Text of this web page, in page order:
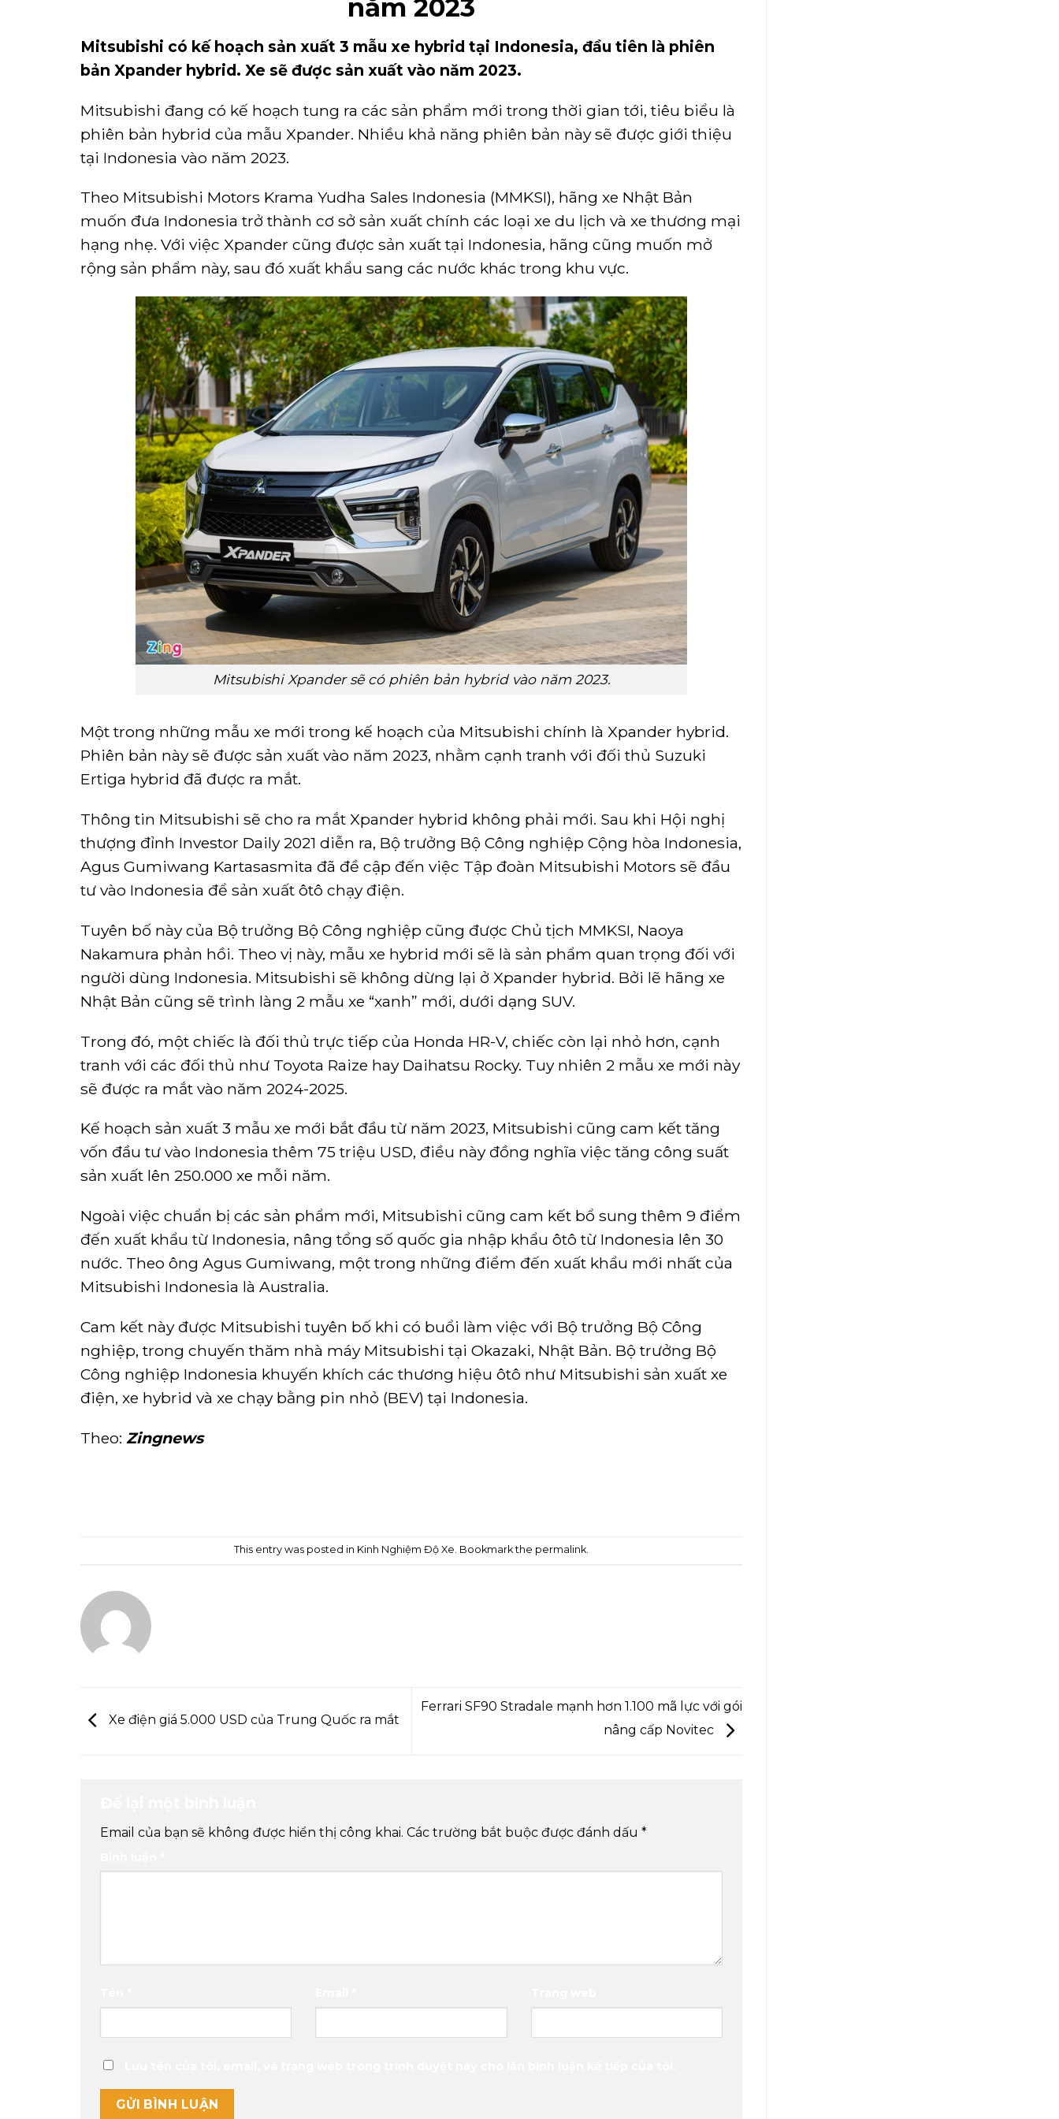
năm 2023
Mitsubishi có kế hoạch sản xuất 3 mẫu xe hybrid tại Indonesia, đầu tiên là phiên
bản Xpander hybrid. Xe sẽ được sản xuất vào năm 2023.
Mitsubishi đang có kế hoạch tung ra các sản phẩm mới trong thời gian tới, tiêu biểu là
phiên bản hybrid của mẫu Xpander. Nhiều khả năng phiên bản này sẽ được giới thiệu
tại Indonesia vào năm 2023.
Theo Mitsubishi Motors Krama Yudha Sales Indonesia (MMKSI), hãng xe Nhật Bản
muốn đưa Indonesia trở thành cơ sở sản xuất chính các loại xe du lịch và xe thương mại
hạng nhẹ. Với việc Xpander cũng được sản xuất tại Indonesia, hãng cũng muốn mở
rộng sản phẩm này, sau đó xuất khẩu sang các nước khác trong khu vực.
Mitsubishi Xpander sẽ có phiên bản hybrid vào năm 2023.
Một trong những mẫu xe mới trong kế hoạch của Mitsubishi chính là Xpander hybrid.
Phiên bản này sẽ được sản xuất vào năm 2023, nhằm cạnh tranh với đối thủ Suzuki
Ertiga hybrid đã được ra mắt.
Thông tin Mitsubishi sẽ cho ra mắt Xpander hybrid không phải mới. Sau khi Hội nghị
thượng đỉnh Investor Daily 2021 diễn ra, Bộ trưởng Bộ Công nghiệp Cộng hòa Indonesia,
Agus Gumiwang Kartasasmita đã đề cập đến việc Tập đoàn Mitsubishi Motors sẽ đầu
tư vào Indonesia để sản xuất ôtô chạy điện.
Tuyên bố này của Bộ trưởng Bộ Công nghiệp cũng được Chủ tịch MMKSI, Naoya
Nakamura phản hồi. Theo vị này, mẫu xe hybrid mới sẽ là sản phẩm quan trọng đối với
người dùng Indonesia. Mitsubishi sẽ không dừng lại ở Xpander hybrid. Bởi lẽ hãng xe
Nhật Bản cũng sẽ trình làng 2 mẫu xe “xanh” mới, dưới dạng SUV.
Trong đó, một chiếc là đối thủ trực tiếp của Honda HR-V, chiếc còn lại nhỏ hơn, cạnh
tranh với các đối thủ như Toyota Raize hay Daihatsu Rocky. Tuy nhiên 2 mẫu xe mới này
sẽ được ra mắt vào năm 2024-2025.
Kế hoạch sản xuất 3 mẫu xe mới bắt đầu từ năm 2023, Mitsubishi cũng cam kết tăng
vốn đầu tư vào Indonesia thêm 75 triệu USD, điều này đồng nghĩa việc tăng công suất
sản xuất lên 250.000 xe mỗi năm.
Ngoài việc chuẩn bị các sản phẩm mới, Mitsubishi cũng cam kết bổ sung thêm 9 điểm
đến xuất khẩu từ Indonesia, nâng tổng số quốc gia nhập khẩu ôtô từ Indonesia lên 30
nước. Theo ông Agus Gumiwang, một trong những điểm đến xuất khẩu mới nhất của
Mitsubishi Indonesia là Australia.
Cam kết này được Mitsubishi tuyên bố khi có buổi làm việc với Bộ trưởng Bộ Công
nghiệp, trong chuyến thăm nhà máy Mitsubishi tại Okazaki, Nhật Bản. Bộ trưởng Bộ
Công nghiệp Indonesia khuyến khích các thương hiệu ôtô như Mitsubishi sản xuất xe
điện, xe hybrid và xe chạy bằng pin nhỏ (BEV) tại Indonesia.
Theo: Zingnews
This entry was posted in Kinh Nghiệm Độ Xe. Bookmark the permalink.
Xe điện giá 5.000 USD của Trung Quốc ra mắt
Ferrari SF90 Stradale mạnh hơn 1.100 mã lực với gói
nâng cấp Novitec
Email của bạn sẽ không được hiển thị công khai. Các trường bắt buộc được đánh dấu *